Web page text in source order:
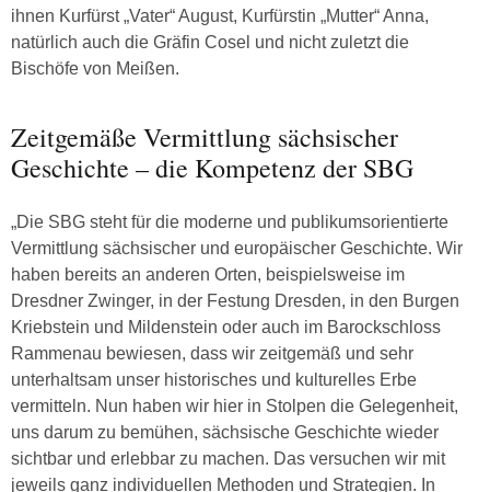
ihnen Kurfürst „Vater“ August, Kurfürstin „Mutter“ Anna,
natürlich auch die Gräfin Cosel und nicht zuletzt die
Bischöfe von Meißen.
Zeitgemäße Vermittlung sächsischer
Geschichte – die Kompetenz der SBG
„Die SBG steht für die moderne und publikumsorientierte
Vermittlung sächsischer und europäischer Geschichte. Wir
haben bereits an anderen Orten, beispielsweise im
Dresdner Zwinger, in der Festung Dresden, in den Burgen
Kriebstein und Mildenstein oder auch im Barockschloss
Rammenau bewiesen, dass wir zeitgemäß und sehr
unterhaltsam unser historisches und kulturelles Erbe
vermitteln. Nun haben wir hier in Stolpen die Gelegenheit,
uns darum zu bemühen, sächsische Geschichte wieder
sichtbar und erlebbar zu machen. Das versuchen wir mit
jeweils ganz individuellen Methoden und Strategien. In